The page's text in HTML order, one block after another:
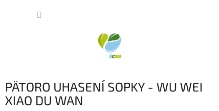
PÄTORO UHASENÍ SOPKY - WU WEI
XIAO DU WAN